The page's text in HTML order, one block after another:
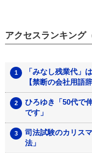
アクセスランキング
「みなし残業代」
【禁断の会社用語辞
ひろゆき「50代で
です」
司法試験のカリス
法」